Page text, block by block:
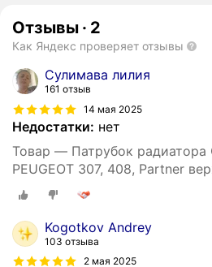
Отзывы · 2
Как Яндекс проверяет отзывы
Сулимава лилия
161 отзыв
14 мая 2025
Недостатки: нет
Товар — Патрубок радиатора
PEUGEOT 307, 408, Partner
ROSTECO, артикул - 21235
Kogotkov Andrey
103 отзыва
2 мая 2025